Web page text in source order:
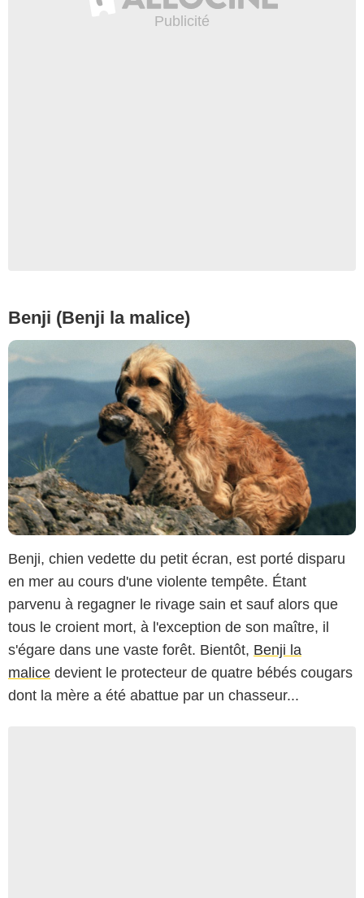
Benji (Benji la malice)
Benji, chien vedette du petit écran, est porté disparu
en mer au cours d'une violente tempête. Étant
parvenu à regagner le rivage sain et sauf alors que
tous le croient mort, à l'exception de son maître, il
s'égare dans une vaste forêt. Bientôt, Benji la
malice devient le protecteur de quatre bébés cougars
dont la mère a été abattue par un chasseur...